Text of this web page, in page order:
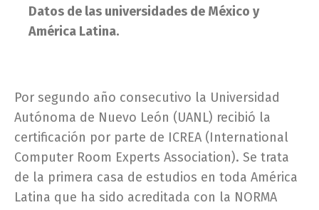
Datos de las universidades de México y
América Latina.
Por segundo año consecutivo la Universidad
Autónoma de Nuevo León (UANL) recibió la
certificación por parte de ICREA (International
Computer Room Experts Association). Se trata
de la primera casa de estudios en toda América
Latina que ha sido acreditada con la NORMA